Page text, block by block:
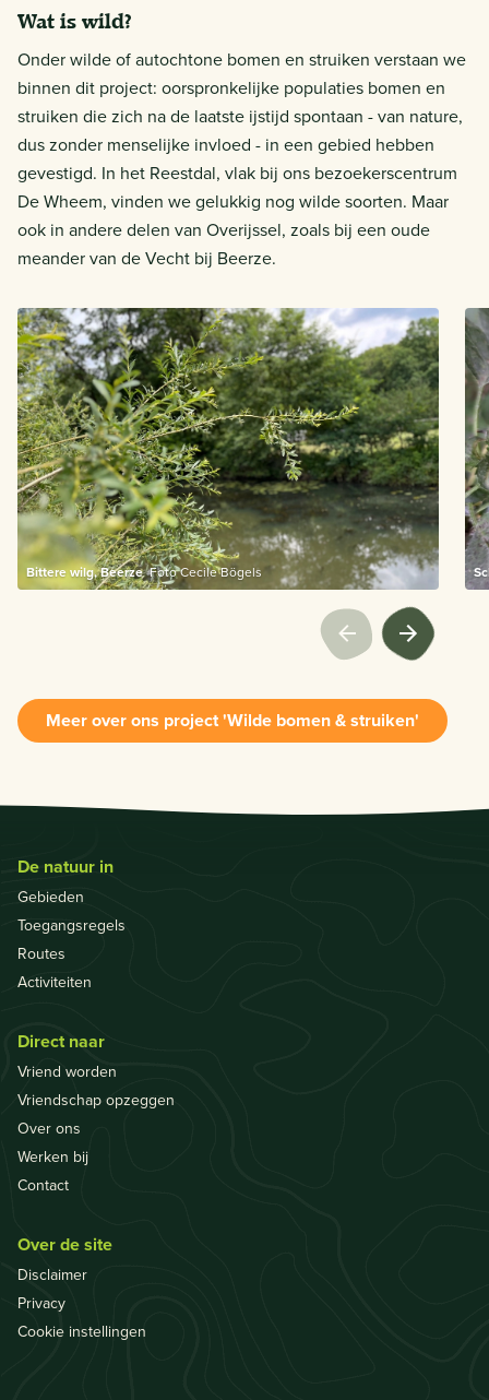
Wat is wild?
Onder wilde of autochtone bomen en struiken verstaan we
binnen dit project: oorspronkelijke populaties bomen en
struiken die zich na de laatste ijstijd spontaan - van nature,
dus zonder menselijke invloed - in een gebied hebben
gevestigd. In het Reestdal, vlak bij ons bezoekerscentrum
De Wheem, vinden we gelukkig nog wilde soorten. Maar
ook in andere delen van Overijssel, zoals bij een oude
meander van de Vecht bij Beerze.
Bittere wilg, BeerzeFoto Cecile Bögels
Meer over ons project 'Wilde bomen & struiken'
De natuur in
Gebieden
Toegangsregels
Routes
Activiteiten
Direct naar
Vriend worden
Vriendschap opzeggen
Over ons
Werken bij
Contact
Over de site
Disclaimer
Privacy
Cookie instellingen